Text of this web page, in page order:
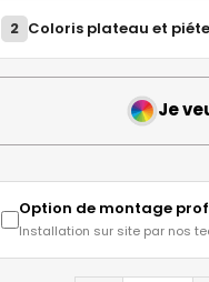
2 Coloris plateau et
Je
Option de montage
Installation sur site par nos